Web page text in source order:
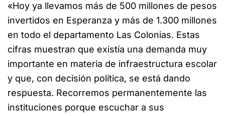
«Hoy ya llevamos más de 500 millones de pesos
invertidos en Esperanza y más de 1.300 millones
en todo el departamento Las Colonias. Estas
cifras muestran que existía una demanda muy
importante en materia de infraestructura escolar
y que, con decisión política, se está dando
respuesta. Recorremos permanentemente las
instituciones porque escuchar a sus